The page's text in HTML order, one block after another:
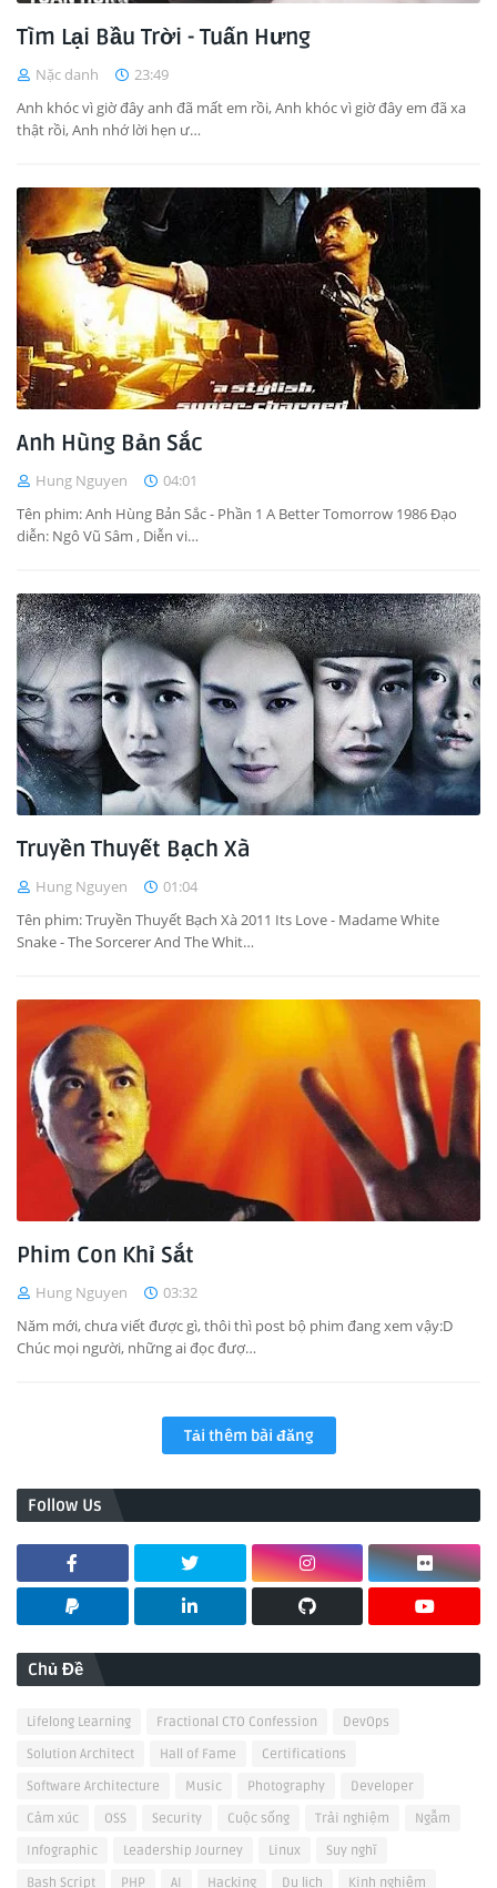
Tìm Lại Bầu Trời - Tuấn Hưng
Nặc danh
23:49
Anh khóc vì giờ đây anh đã mất em rồi, Anh khóc vì giờ đây em đã xa
thật rồi, Anh nhớ lời hẹn ư…
Anh Hùng Bản Sắc
Hung Nguyen
04:01
Tên phim: Anh Hùng Bản Sắc - Phần 1 A Better Tomorrow 1986 Đạo
diễn: Ngô Vũ Sâm , Diễn vi…
Truyền Thuyết Bạch Xà
Hung Nguyen
01:04
Tên phim: Truyền Thuyết Bạch Xà 2011 Its Love - Madame White
Snake - The Sorcerer And The Whit…
Phim Con Khỉ Sắt
Hung Nguyen
03:32
Năm mới, chưa viết được gì, thôi thì post bộ phim đang xem vậy:D
Chúc mọi người, những ai đọc đượ…
Tải thêm bài đăng
Follow Us
Chủ Đề
Lifelong Learning Fractional CTO Confession
DevOps
Solution Architect
Hall of Fame
Certifications
Software Architecture
Music Photography
Developer
Cảm xúc
OSS Security Cuộc sống Trải nghiệm
Ngẫm
Infographic
Leadership Journey Linux
Suy nghĩ
Bash Script
PHP AI Hacking Du lịch Kinh nghiệm